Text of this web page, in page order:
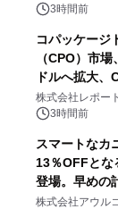
3時間前
コパッケージ
（CPO）市
ドルへ拡大、
センター・高
速
株式会社レポー
3時間前
スマートなカ
13％OFFとな
登場。早めの
大人の冬旅を
株式会社アウル